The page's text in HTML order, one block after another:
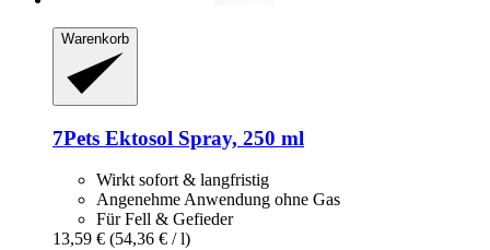
Warenkorb
7Pets Ektosol Spray, 250 ml
Wirkt sofort & langfristig
Angenehme Anwendung ohne Gas
Für Fell & Gefieder
13,59 € (54,36 € / l)